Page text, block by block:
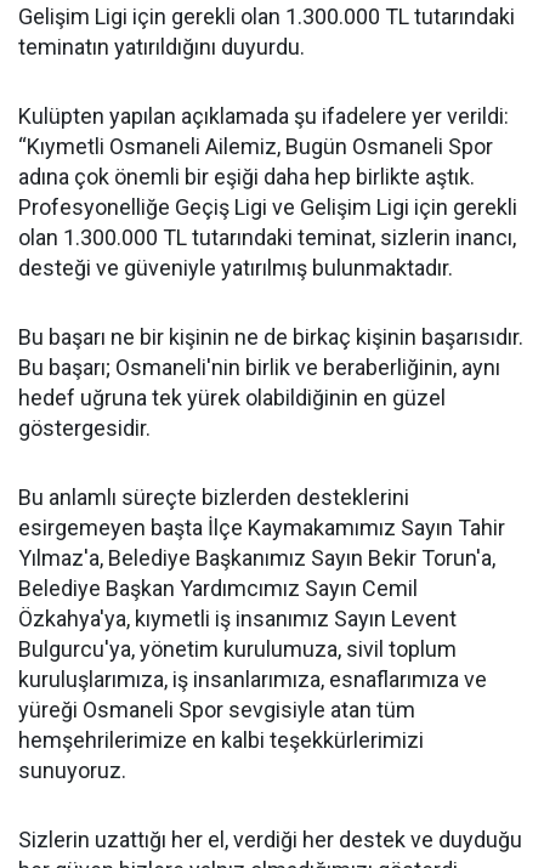
Gelişim Ligi için gerekli olan 1.300.000 TL tutarındaki
teminatın yatırıldığını duyurdu.
Kulüpten yapılan açıklamada şu ifadelere yer verildi:
“Kıymetli Osmaneli Ailemiz, Bugün Osmaneli Spor
adına çok önemli bir eşiği daha hep birlikte aştık.
Profesyonelliğe Geçiş Ligi ve Gelişim Ligi için gerekli
olan 1.300.000 TL tutarındaki teminat, sizlerin inancı,
desteği ve güveniyle yatırılmış bulunmaktadır.
Bu başarı ne bir kişinin ne de birkaç kişinin başarısıdır.
Bu başarı; Osmaneli'nin birlik ve beraberliğinin, aynı
hedef uğruna tek yürek olabildiğinin en güzel
göstergesidir.
Bu anlamlı süreçte bizlerden desteklerini
esirgemeyen başta İlçe Kaymakamımız Sayın Tahir
Yılmaz'a, Belediye Başkanımız Sayın Bekir Torun'a,
Belediye Başkan Yardımcımız Sayın Cemil
Özkahya'ya, kıymetli iş insanımız Sayın Levent
Bulgurcu'ya, yönetim kurulumuza, sivil toplum
kuruluşlarımıza, iş insanlarımıza, esnaflarımıza ve
yüreği Osmaneli Spor sevgisiyle atan tüm
hemşehrilerimize en kalbi teşekkürlerimizi
sunuyoruz.
Sizlerin uzattığı her el, verdiği her destek ve duyduğu